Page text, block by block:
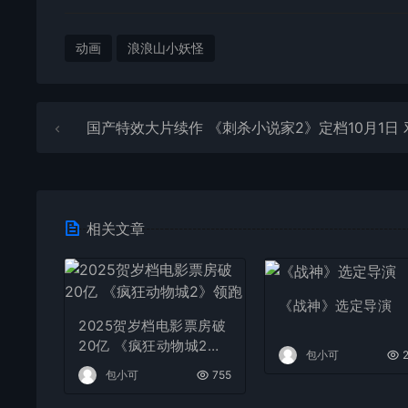
动画 浪浪山小妖怪
国产特效大片续作 《刺杀小说家2》定档10月1日 邓超演赤
相关文章
2025贺岁档电影票房破
20亿 《疯狂动物城2》
领跑
包小可 755
《战神》选定导演
包小可